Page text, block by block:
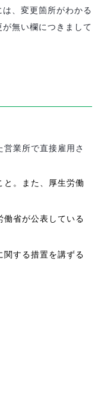
、変更箇所がわかる
無い欄につきまして
営業所で直接雇用さ
。また、厚生労働
働省が公表している
関する措置を講ずる